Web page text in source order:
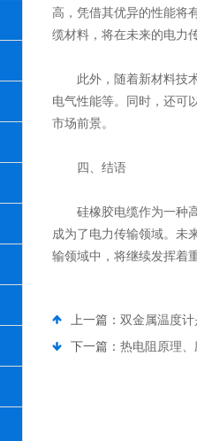
高，凭借其优异的性能将
缆材料，将在未来的电力
此外，随着新材料技术
电气性能等。同时，还可
市场前景。
四、结语
硅橡胶电缆作为一种高
成为了电力传输领域。未
输领域中，将继续发挥着
上一篇： 双金属温度
下一篇： 热电阻原理